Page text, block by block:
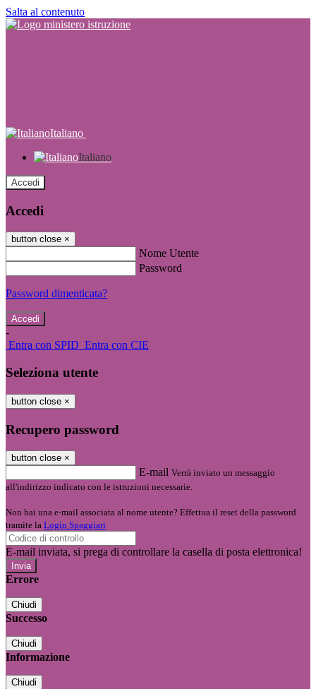
Salta al contenuto
Italiano
Italiano
Accedi
Accedi
button close ×
Nome Utente
Password
Password dimenticata?
-
Entra con SPID Entra con CIE
Seleziona utente
button close ×
Recupero password
button close ×
E-mail Verrà inviato un messaggio
all'indirizzo indicato con le istruzioni necessarie.
Non hai una e-mail associata al nome utente? Effettua il reset della password
tramite la Login Spaggiari
E-mail inviata, si prega di controllare la casella di posta elettronica!
Errore
Chiudi
Successo
Chiudi
Informazione
Chiudi